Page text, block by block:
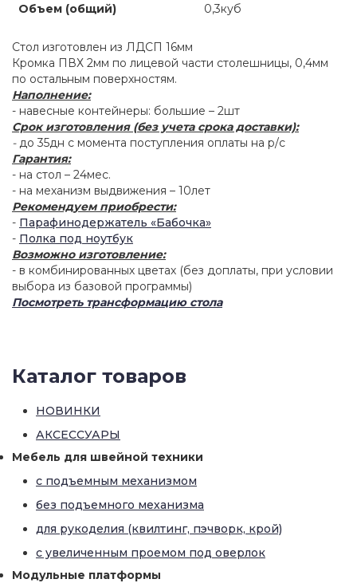
Объем (общий) 0,3куб
Стол изготовлен из ЛДСП 16мм
Кромка ПВХ 2мм по лицевой части столешницы, 0,4мм
по остальным поверхностям.
Наполнение:
- навесные контейнеры: большие – 2шт
Срок изготовления (без учета срока доставки):
- до 35дн с момента поступления оплаты на р/с
Гарантия:
- на стол – 24мес.
- на механизм выдвижения – 10лет
Рекомендуем приобрести:
- Парафинодержатель «Бабочка»
- Полка под ноутбук
Возможно изготовление:
- в комбинированных цветах (без доплаты, при условии
выбора из базовой программы)
Посмотреть трансформацию стола
Каталог товаров
НОВИНКИ
АКСЕССУАРЫ
Мебель для швейной техники
с подъемным механизмом
без подъемного механизма
для рукоделия (квилтинг, пэчворк, крой)
с увеличенным проемом под оверлок
Модульные платформы